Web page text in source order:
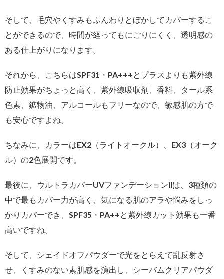
そして、毛穴やくすみもふんわりとぼかしてカバーするこ
とができるので、時間が経ってもにごりにくく、透明感の
ある仕上がりになります。
それから、こちらはSPF31・PA+++とプラスよりも紫外線
防止効果がちょっと高く、紫外線吸収剤、香料、タール系
色素、鉱物油、アルコールもフリーなので、敏感肌の方で
も安心ですよね。
ちなみに、カラーはEX2（ライトオークル）、EX3（オーク
ル）の2色展開です。
最後に、ウルトラカバーUVファンデーションIIは、3種類の
中で最もカバー力が高く、気になる肌のアラや悩みをしっ
かりカバーでき、SPF35・PA++と紫外線カット効果も一番
高いですね。
そして、シェイドオフパウダーで光をとらえて乱反射さ
せ、くすみのない素肌感を演出し、シーバムクリアパウダ